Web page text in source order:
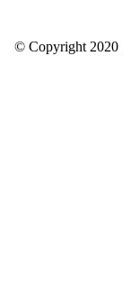
© Copyright 2020